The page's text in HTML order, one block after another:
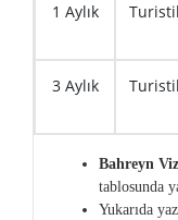
1 Aylık
3 Aylık
Bahreyn
tablosunda
Yukarıda